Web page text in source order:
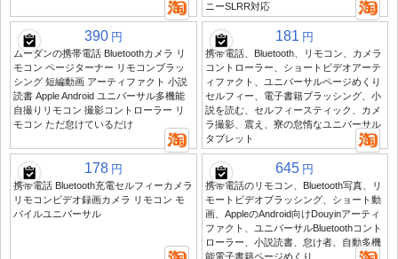
ニーSLRR対応
390 円
ムーダンの携帯電話 Bluetoothカメラ リ
モコン ページターナー リモコンブラッ
シング 短編動画 アーティファクト 小説
読書 Apple Android ユニバーサル多機能
自撮りリモコン 撮影コントローラー リ
モコン ただ怠けているだけ
181 円
携帯電話、Bluetooth、リモコン、カメラ
コントローラー、ショートビデオアーテ
ィファクト、ユニバーサルページめくり
セルフィー、電子書籍ブラッシング、小
説を読む、セルフィースティック、カメ
ラ撮影、震え、寮の怠惰なユニバーサル
タブレット
178 円
携帯電話 Bluetooth充電セルフィーカメラ
リモコンビデオ録画カメラ リモコン モ
バイルユニバーサル
645 円
携帯電話のリモコン、Bluetooth写真、リ
モートビデオブラッシング、ショート動
画、AppleのAndroid向けDouyinアーティ
ファクト、ユニバーサルBluetoothコント
ローラー、小説読書、怠け者、自動多機
能電子書籍ページめくり